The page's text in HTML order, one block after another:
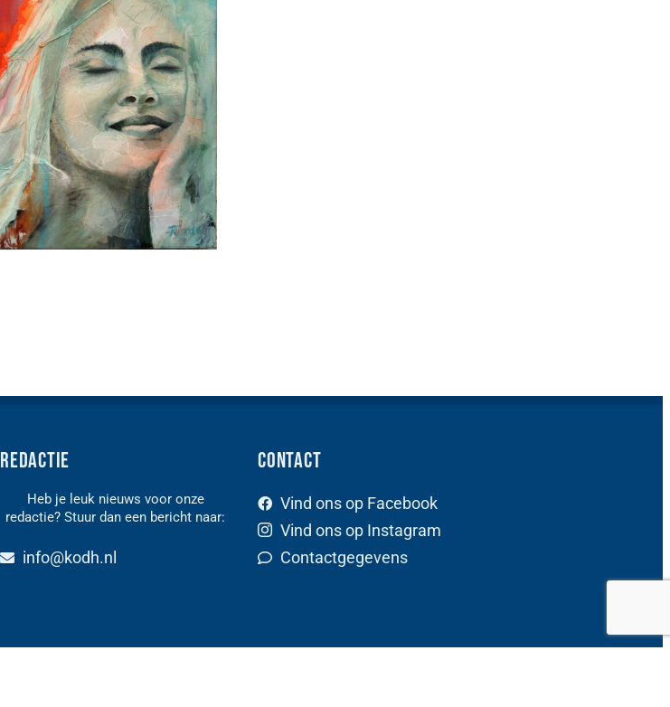
Redactie
Heb je leuk nieuws voor onze
redactie? Stuur dan een bericht naar:
info@kodh.nl
Contact
Vind ons op Facebook
Vind ons op Instagram
Contactgegevens